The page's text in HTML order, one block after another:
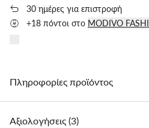
30 ημέρες για επιστροφή
+18 πόντοι στο MODIVO
Πληροφορίες προϊόντος
Αξιολογήσεις (3)